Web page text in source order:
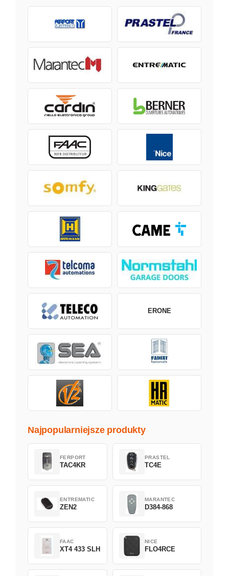
ERONE
Najpopularniejsze produkty
FERPORT
TAC4KR
PRASTEL
TC4E
ENTREMATIC
ZEN2
MARANTEC
D384-868
FAAC
XT4 433 SLH
NICE
FLO4RCE